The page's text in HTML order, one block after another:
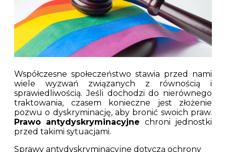
Współczesne społeczeństwo stawia przed nami
wiele wyzwań związanych z równością i
sprawiedliwością. Jeśli dochodzi do nierównego
traktowania, czasem konieczne jest złożenie
pozwu o dyskryminację, aby bronić swoich praw.
Prawo antydyskryminacyjne chroni jednostki
przed takimi sytuacjami.
Sprawy antydyskryminacyjne dotyczą ochrony